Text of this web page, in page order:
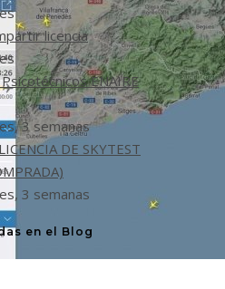
licencia
ENAIRE
3 semanas
DE SKYTEST
3 semanas
en el Blog